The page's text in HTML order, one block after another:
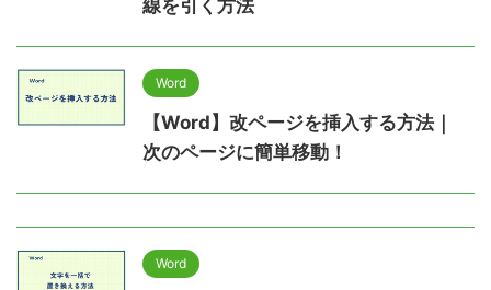
線を引く方法
Word
【Word】改ページを挿入する方法｜
次のページに簡単移動！
Word